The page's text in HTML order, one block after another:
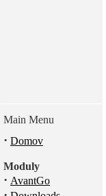
Main Menu
· Domov
Moduly
· AvantGo